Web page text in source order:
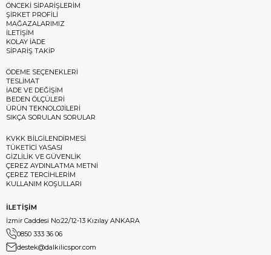
ÖNCEKİ SİPARİŞLERİM
ŞİRKET PROFİLİ
MAĞAZALARIMIZ
İLETİŞİM
KOLAY İADE
SİPARİŞ TAKİP
ÖDEME SEÇENEKLERİ
TESLİMAT
İADE VE DEĞİŞİM
BEDEN ÖLÇÜLERİ
ÜRÜN TEKNOLOJİLERİ
SIKÇA SORULAN SORULAR
KVKK BİLGİLENDİRMESİ
TÜKETİCİ YASASI
GİZLİLİK VE GÜVENLİK
ÇEREZ AYDINLATMA METNİ
ÇEREZ TERCİHLERİM
KULLANIM KOŞULLARI
İLETİŞİM
İzmir Caddesi No:22/12-13 Kızılay ANKARA
0850 333 36 06
destek@dalkilicspor.com